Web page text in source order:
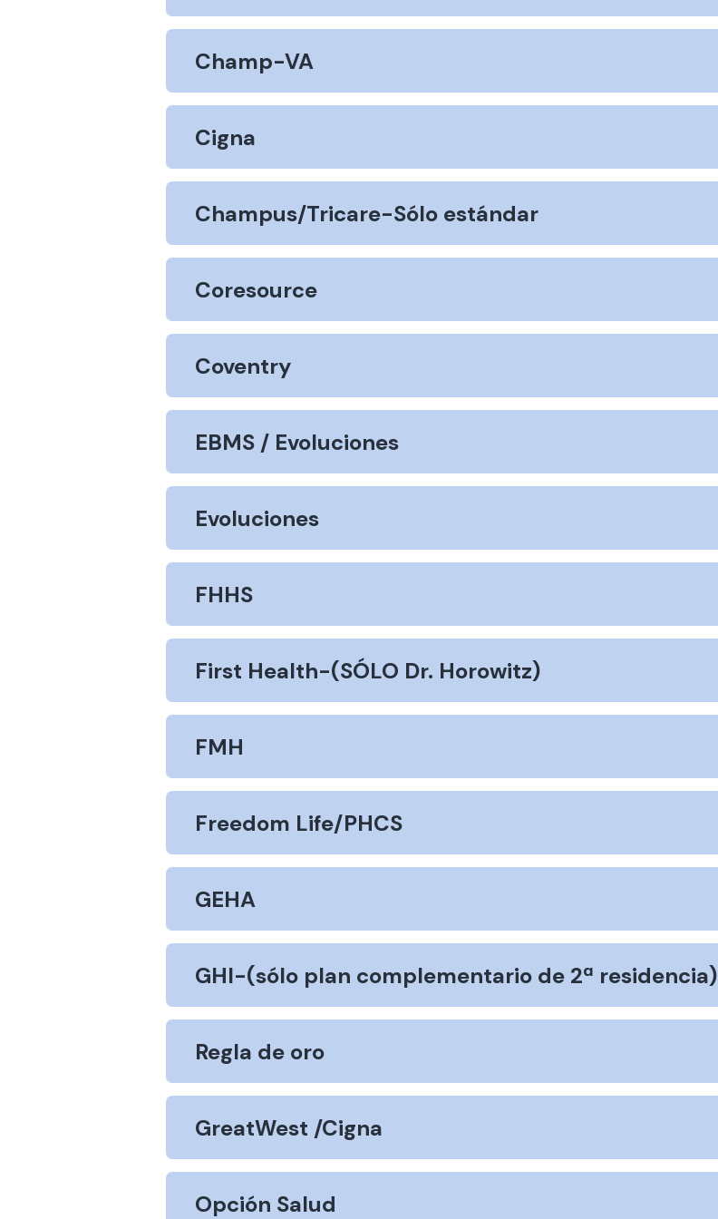
Champ-VA
Cigna
Champus/Tricare-Sólo estándar
Coresource
Coventry
EBMS / Evoluciones
Evoluciones
FHHS
First Health-(SÓLO Dr. Horowitz)
FMH
Freedom Life/PHCS
GEHA
GHI-(sólo plan complementario de 2ª residencia)
Regla de oro
GreatWest /Cigna
Opción Salud